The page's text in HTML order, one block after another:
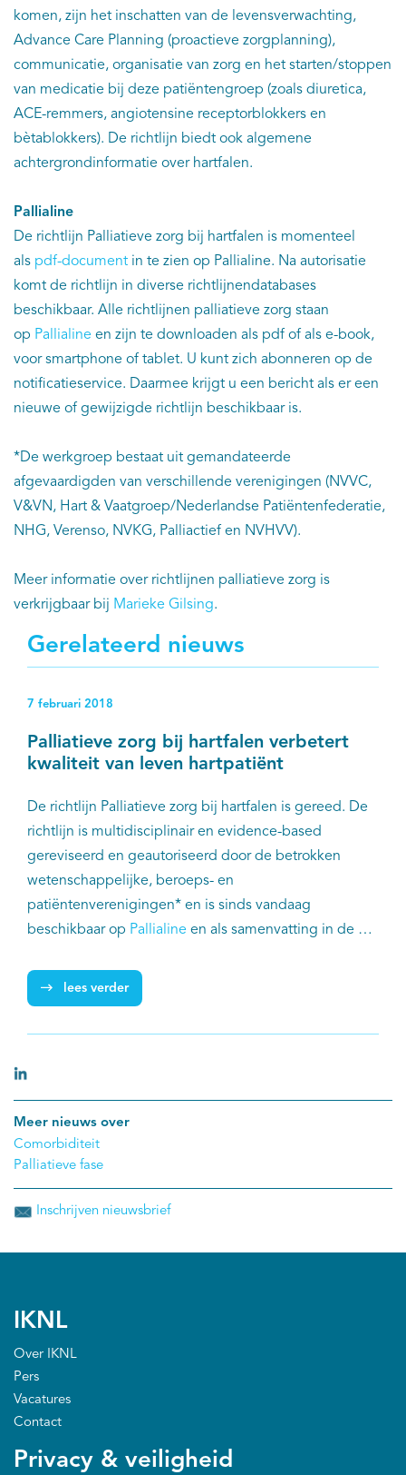
komen, zijn het inschatten van de levensverwachting,
Advance Care Planning (proactieve zorgplanning),
communicatie, organisatie van zorg en het starten/stoppen
van medicatie bij deze patiëntengroep (zoals diuretica,
ACE-remmers, angiotensine receptorblokkers en
bètablokkers). De richtlijn biedt ook algemene
achtergrondinformatie over hartfalen.
Pallialine
De richtlijn Palliatieve zorg bij hartfalen is momenteel
als pdf-document in te zien op Pallialine. Na autorisatie
komt de richtlijn in diverse richtlijnendatabases
beschikbaar. Alle richtlijnen palliatieve zorg staan
op Pallialine en zijn te downloaden als pdf of als e-book,
voor smartphone of tablet. U kunt zich abonneren op de
notificatieservice. Daarmee krijgt u een bericht als er een
nieuwe of gewijzigde richtlijn beschikbaar is.
*De werkgroep bestaat uit gemandateerde
afgevaardigden van verschillende verenigingen (NVVC,
V&VN, Hart & Vaatgroep/Nederlandse Patiëntenfederatie,
NHG, Verenso, NVKG, Palliactief en NVHVV).
Meer informatie over richtlijnen palliatieve zorg is
verkrijgbaar bij Marieke Gilsing.
Gerelateerd nieuws
7 februari 2018
Palliatieve zorg bij hartfalen verbetert
kwaliteit van leven hartpatiënt
De richtlijn Palliatieve zorg bij hartfalen is gereed. De
richtlijn is multidisciplinair en evidence-based
gereviseerd en geautoriseerd door de betrokken
wetenschappelijke, beroeps- en
patiëntenverenigingen* en is sinds vandaag
beschikbaar op Pallialine en als samenvatting in de
lees verder
Meer nieuws over
Comorbiditeit
Palliatieve fase
Inschrijven nieuwsbrief
IKNL
Over IKNL
Pers
Vacatures
Contact
Privacy & veiligheid